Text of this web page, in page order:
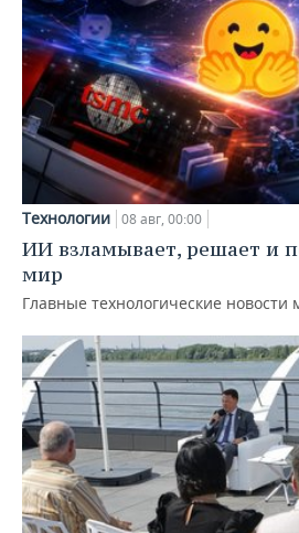
Технологии 08 авг, 00:00
ИИ взламывает, решает и
мир
Главные технологические